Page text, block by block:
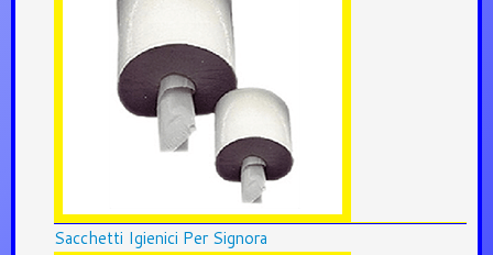
Sacchetti Igienici Per Signora